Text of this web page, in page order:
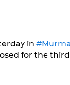
in
for the